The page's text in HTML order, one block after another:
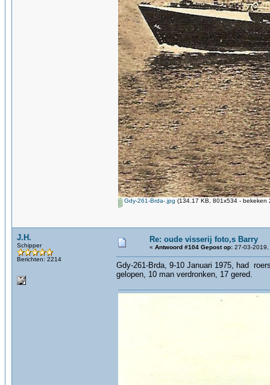
Gdy-261-Brda-.jpg (134.17 KB, 801x534 - bekeken
J.H.
Schipper
Berichten: 2214
Re: oude visserij foto,s Barry
« Antwoord #104 Gepost op: 27-03-
Gdy-261-Brda, 9-10 Januari 1975, had
gelopen, 10 man verdronken, 17 gered.